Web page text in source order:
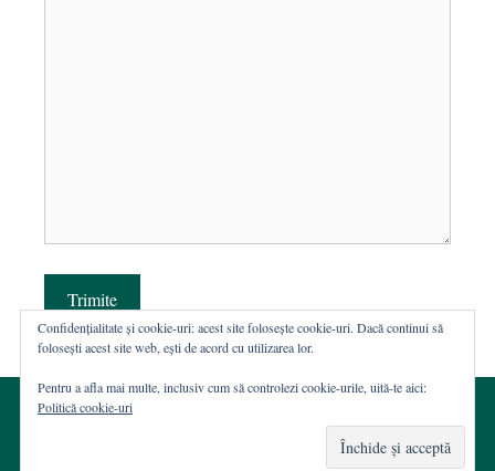
Trimite
Web hosting şi dezvoltare Wordpress:Casa de WEB
Confidențialitate și cookie-uri: acest site folosește cookie-uri. Dacă continui să
folosești acest site web, ești de acord cu utilizarea lor.
Pentru a afla mai multe, inclusiv cum să controlezi cookie-urile, uită-te aici:
Politică cookie-uri